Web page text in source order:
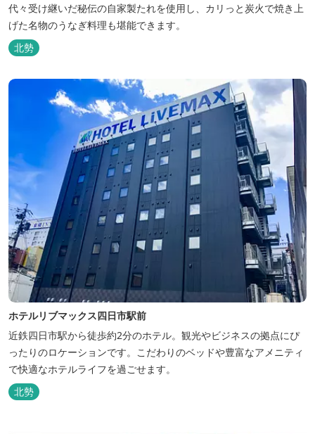
代々受け継いだ秘伝の自家製たれを使用し、カリっと炭火で焼き上
げた名物のうなぎ料理も堪能できます。
北勢
ホテルリブマックス四日市駅前
近鉄四日市駅から徒歩約2分のホテル。観光やビジネスの拠点にぴ
ったりのロケーションです。こだわりのベッドや豊富なアメニティ
で快適なホテルライフを過ごせます。
北勢